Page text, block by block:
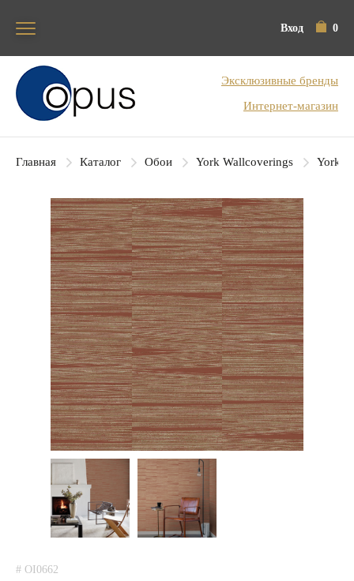
Вход 0
Блок поиска
Эксклюзивные бренды
Интернет-магазин
Главная Каталог Обои York Wallcoverings York
# OI0662